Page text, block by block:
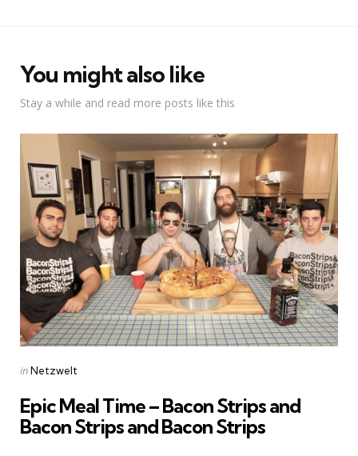
You might also like
Stay a while and read more posts like this
Categories
Posted
inNetzwelt
Epic Meal Time – Bacon Strips and
Bacon Strips and Bacon Strips